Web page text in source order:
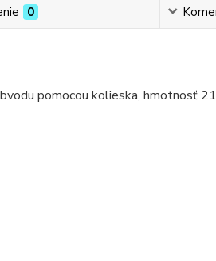
0
pomocou kolieska, hmotnosť